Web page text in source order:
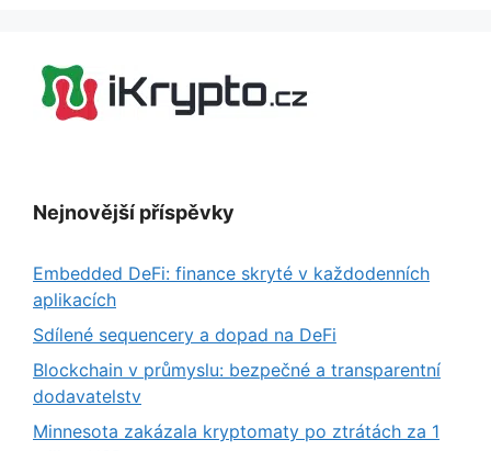
Nejnovější příspěvky
Embedded DeFi: finance skryté v každodenních
aplikacích
Sdílené sequencery a dopad na DeFi
Blockchain v průmyslu: bezpečné a transparentní
dodavatelstv
Minnesota zakázala kryptomaty po ztrátách za 1